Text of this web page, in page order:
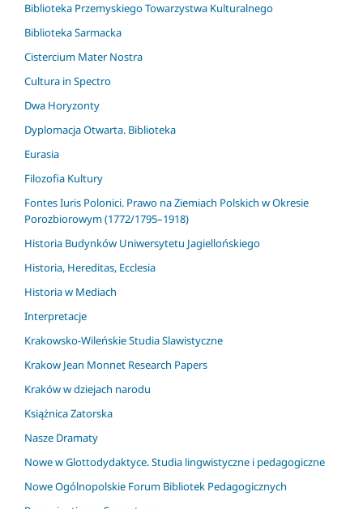
Biblioteka Przemyskiego Towarzystwa Kulturalnego
Biblioteka Sarmacka
Cistercium Mater Nostra
Cultura in Spectro
Dwa Horyzonty
Dyplomacja Otwarta. Biblioteka
Eurasia
Filozofia Kultury
Fontes Iuris Polonici. Prawo na Ziemiach Polskich w Okresie
Porozbiorowym (1772/1795–1918)
Historia Budynków Uniwersytetu Jagiellońskiego
Historia, Hereditas, Ecclesia
Historia w Mediach
Interpretacje
Krakowsko-Wileńskie Studia Slawistyczne
Krakow Jean Monnet Research Papers
Kraków w dziejach narodu
Książnica Zatorska
Nasze Dramaty
Nowe w Glottodydaktyce. Studia lingwistyczne i pedagogiczne
Nowe Ogólnopolskie Forum Bibliotek Pedagogicznych